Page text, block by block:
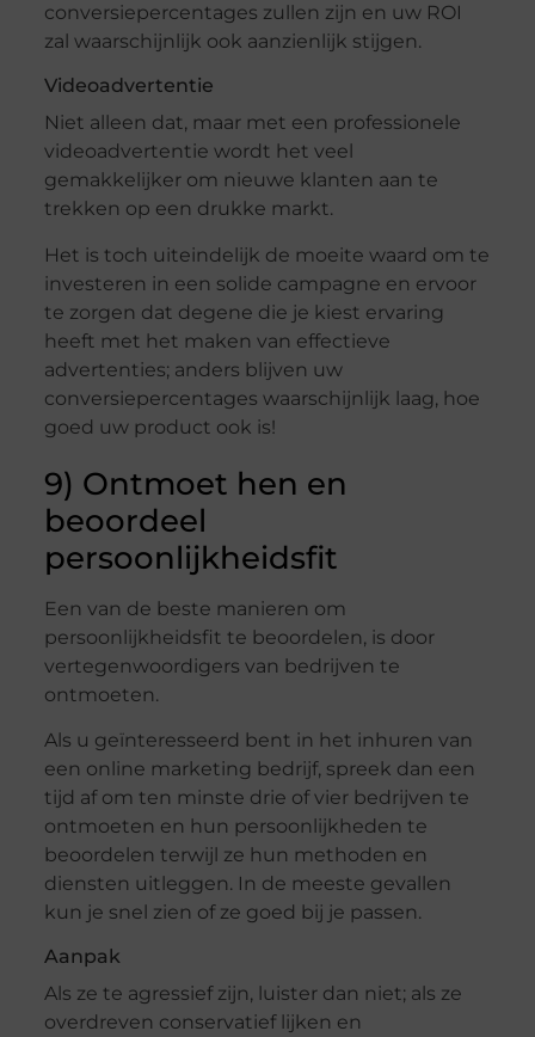
conversiepercentages zullen zijn en uw ROI
zal waarschijnlijk ook aanzienlijk stijgen.
Videoadvertentie
Niet alleen dat, maar met een professionele
videoadvertentie wordt het veel
gemakkelijker om nieuwe klanten aan te
trekken op een drukke markt.
Het is toch uiteindelijk de moeite waard om te
investeren in een solide campagne en ervoor
te zorgen dat degene die je kiest ervaring
heeft met het maken van effectieve
advertenties; anders blijven uw
conversiepercentages waarschijnlijk laag, hoe
goed uw product ook is!
9) Ontmoet hen en
beoordeel
persoonlijkheidsfit
Een van de beste manieren om
persoonlijkheidsfit te beoordelen, is door
vertegenwoordigers van bedrijven te
ontmoeten.
Als u geïnteresseerd bent in het inhuren van
een online marketing bedrijf, spreek dan een
tijd af om ten minste drie of vier bedrijven te
ontmoeten en hun persoonlijkheden te
beoordelen terwijl ze hun methoden en
diensten uitleggen. In de meeste gevallen
kun je snel zien of ze goed bij je passen.
Aanpak
Als ze te agressief zijn, luister dan niet; als ze
overdreven conservatief lijken en